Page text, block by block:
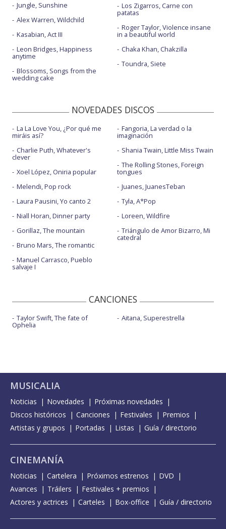
Jungle, Sunshine
Alex Warren, Wildchild
Kasabian, Act III
Leon Bridges, Happiness
anytime
Blossoms, Songs from the
wedding cake
Los Zigarros, Carne con
patatas
Roger Taylor, Violence insane
in a beautiful world
Chaka Khan, Chakzilla
Toundra, Siete
NOVEDADES DISCOS
La La Love You, ¿Por qué me
miráis así?
Charlie Puth, Whatever's
clever
Xoel López, Oniria popular
Melendi, Pop rock
Laura Pausini, Yo canto 2
Niall Horan, Dinner party
Gorillaz, The mountain
Bruno Mars, The romantic
Manuel Carrasco, Pueblo
salvaje I
Fangoria, La verdad o la
imaginación
Shania Twain, Little Miss Twain
The Rolling Stones, Foreign
tongues
Juanes, JuanesTeban
Tyla, A*Pop
Loreen, Wildfire
Triángulo de Amor Bizarro, Mi
catedral
CANCIONES
Taylor Swift, The fate of
Ophelia
Aitana, Superestrella
MUSICALIA
Noticias Novedades
Próximas novedades
Discos históricos
Canciones Festivales
Premios
Artistas y grupos
Portadas Listas Guía / directorio
CINEMANÍA
Noticias Cartelera Próximos estrenos
DVD
Avances
Tráilers
Festivales + premios
Actores y actrices
Carteles Box-office Guía / directorio